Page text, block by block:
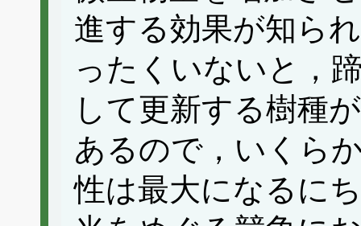
進する効果が知ら
ったくいないと，
して更新する樹種
あるので，いくら
性は最大になるに